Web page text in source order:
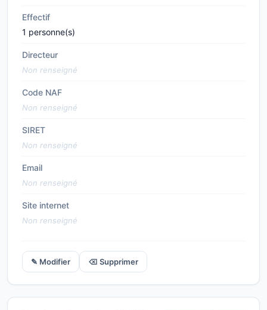
Effectif
1 personne(s)
Directeur
Non renseigné
Code NAF
Non renseigné
SIRET
Non renseigné
Email
Non renseigné
Site internet
Non renseigné
✎ Modifier ⌫ Supprimer